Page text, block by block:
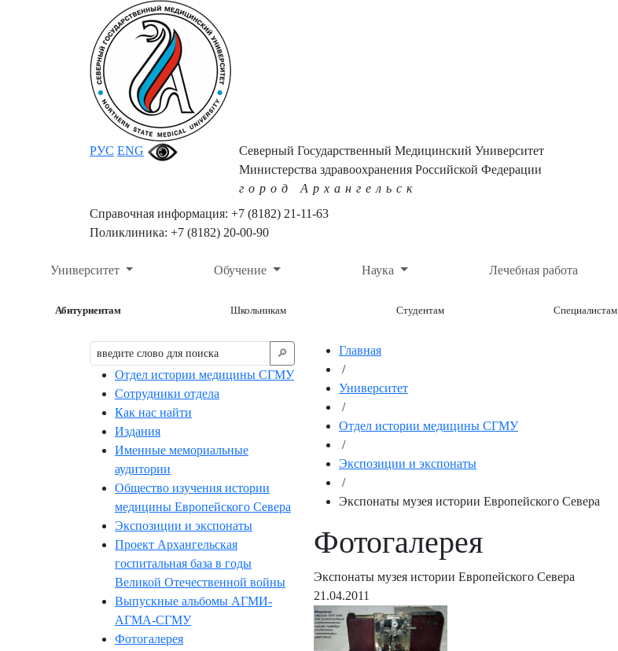
РУС ENG
Северный Государственный Медицинский Университет
Министерства здравоохранения Российской Федерации
город Архангельск
Справочная информация: +7 (8182) 21-11-63
Поликлиника: +7 (8182) 20-00-90
Университет Обучение Наука Лечебная работа
Абитуриентам Школьникам Студентам Специалистам
🔎︎
Отдел истории медицины СГМУ
Сотрудники отдела
Как нас найти
Издания
Именные мемориальные
аудитории
Общество изучения истории
медицины Европейского Севера
Экспозиции и экспонаты
Проект Архангельская
госпитальная база в годы
Великой Отечественной войны
Выпускные альбомы АГМИ-
АГМА-СГМУ
Фотогалерея
Главная
/
Университет
/
Отдел истории медицины СГМУ
/
Экспозиции и экспонаты
/
Экспонаты музея истории Европейского Севера
Фотогалерея
Экспонаты музея истории Европейского Севера
21.04.2011